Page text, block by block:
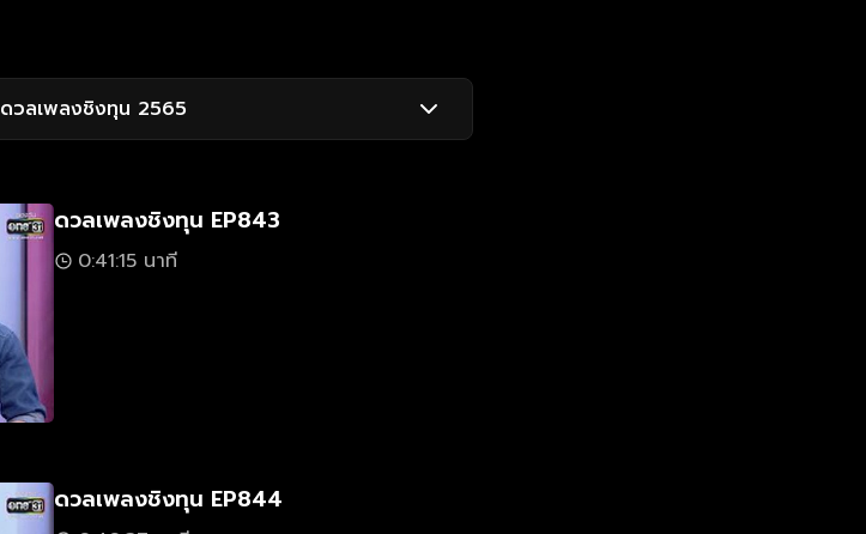
ดวลเพลงชิงทุน 2565
ดวลเพลงชิงทุน EP843
0:41:15 นาที
ดวลเพลงชิงทุน EP844